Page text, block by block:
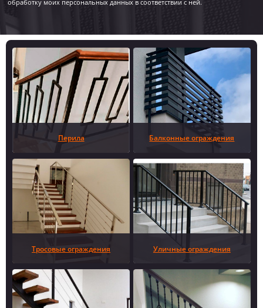
обработку моих персональных данных в соответствии с ней.
Перила Балконные ограждения
Тросовые ограждения Уличные ограждения